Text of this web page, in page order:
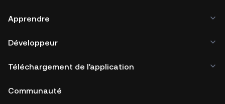
Apprendre
Développeur
Téléchargement de l'application
Communauté